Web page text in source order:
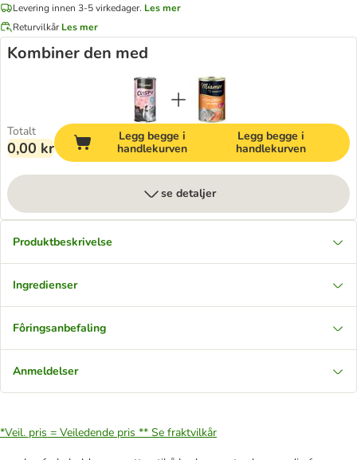
Levering innen 3-5 virkedager. Les mer
Returvilkår Les mer
Kombiner den med
Totalt
0,00 kr
Legg begge i
handlekurven
Legg begge i
handlekurven
se detaljer
Produktbeskrivelse
Ingredienser
Fôringsanbefaling
Anmeldelser
*Veil. pris = Veiledende pris ** Se fraktvilkår